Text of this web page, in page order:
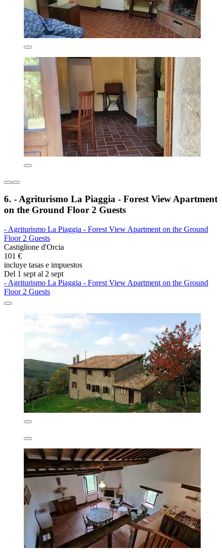
6. - Agriturismo La Piaggia - Forest View Apartment
on the Ground Floor 2 Guests
- Agriturismo La Piaggia - Forest View Apartment on the Ground
Floor 2 Guests
Castiglione d'Orcia
101 €
incluye tasas e impuestos
Del 1 sept al 2 sept
- Agriturismo La Piaggia - Forest View Apartment on the Ground
Floor 2 Guests